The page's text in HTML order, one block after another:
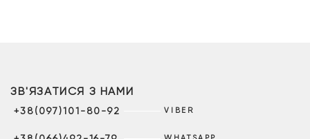
ЗВ'ЯЗАТИСЯ З НАМИ
+38(097)101-80-92 VIBER